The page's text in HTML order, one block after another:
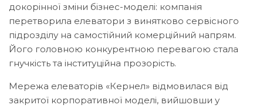
докорінної зміни бізнес-моделі: компанія
перетворила елеватори з винятково сервісного
підрозділу на самостійний комерційний напрям.
Його головною конкурентною перевагою стала
гнучкість та інституційна прозорість.
Мережа елеваторів «Кернел» відмовилася від
закритої корпоративної моделі, вийшовши у